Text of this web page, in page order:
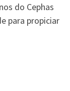
do Cephas
para propiciar